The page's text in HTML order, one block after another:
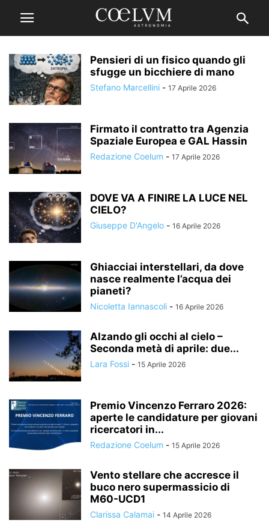
Pensieri di un fisico quando gli
sfugge un bicchiere di mano
Stefano Marcellini - 17 Aprile 2026
Firmato il contratto tra Agenzia
Spaziale Europea e GAL Hassin
Redazione Coelum - 17 Aprile 2026
DOVE VA A FINIRE LA LUCE NEL
CIELO?
Giuseppe D'Angelo - 16 Aprile 2026
Ghiacciai interstellari, da dove
nasce realmente l’acqua dei
pianeti?
Nicoletta Iannascoli - 16 Aprile 2026
Alzando gli occhi al cielo –
Seconda metà di aprile: due...
Lara Fossi - 15 Aprile 2026
Premio Vincenzo Ferraro 2026:
aperte le candidature per giovani
ricercatori in...
Redazione Coelum - 15 Aprile 2026
Vento stellare che accresce il
buco nero supermassicio di
M60-UCD1
Clarissa Calamai - 14 Aprile 2026